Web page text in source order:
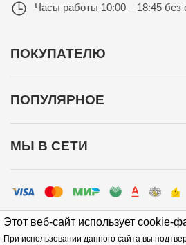
Этот веб-сайт использует cookie-
При использовании данного сайта вы
Часы работы 10:00 – 18:45 без
ПОКУПАТЕЛЮ
ПОПУЛЯРНОЕ
МЫ В СЕТИ